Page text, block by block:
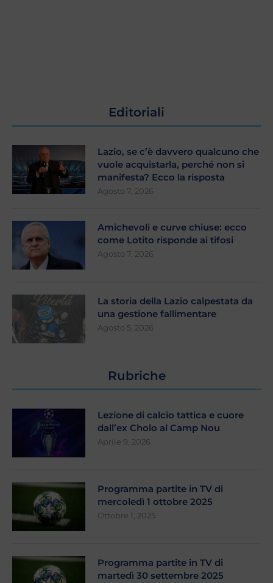
Editoriali
Lazio, se c’è davvero qualcuno che
vuole acquistarla, perché non si
manifesta? Ecco la risposta
Agosto 7, 2026
Amichevoli e curve chiuse: ecco
come Lotito risponde ai tifosi
Agosto 7, 2026
La storia della Lazio calpestata da
una gestione fallimentare
Agosto 5, 2026
Rubriche
Lezione di calcio tattica e cuore
dall’ex Cholo al Camp Nou
Aprile 9, 2026
Programma partite in TV di
mercoledì 1 ottobre 2025
Ottobre 1, 2025
Programma partite in TV di
martedì 30 settembre 2025